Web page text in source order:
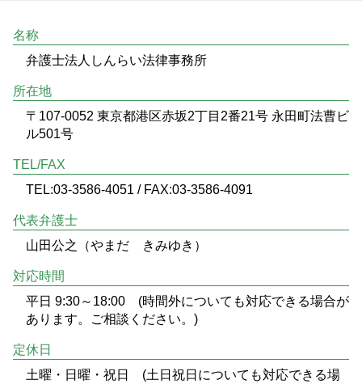
名称
弁護士法人しんらい法律事務所
所在地
〒107-0052 東京都港区赤坂2丁目2番21号 永田町法曹ビ
ル501号
TEL/FAX
TEL:03-3586-4051 / FAX:03-3586-4091
代表弁護士
山田公之（やまだ きみゆき）
対応時間
平日 9:30～18:00 (時間外についても対応できる場合が
あります。ご相談ください。)
定休日
土曜・日曜・祝日 (土日祝日についても対応できる場